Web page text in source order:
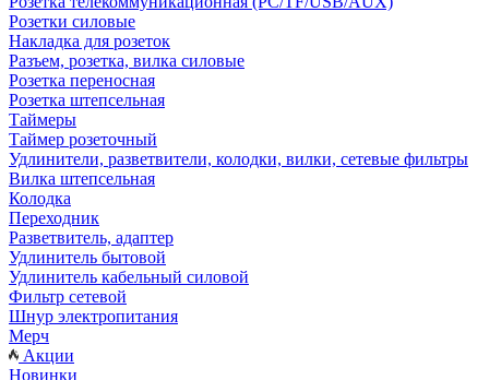
Розетки силовые
Накладка для розеток
Разъем, розетка, вилка силовые
Розетка переносная
Розетка штепсельная
Таймеры
Таймер розеточный
Удлинители, разветвители, колодки, вилки, сетевые фильтры
Вилка штепсельная
Колодка
Переходник
Разветвитель, адаптер
Удлинитель бытовой
Удлинитель кабельный силовой
Фильтр сетевой
Шнур электропитания
Мерч
Акции
Новинки